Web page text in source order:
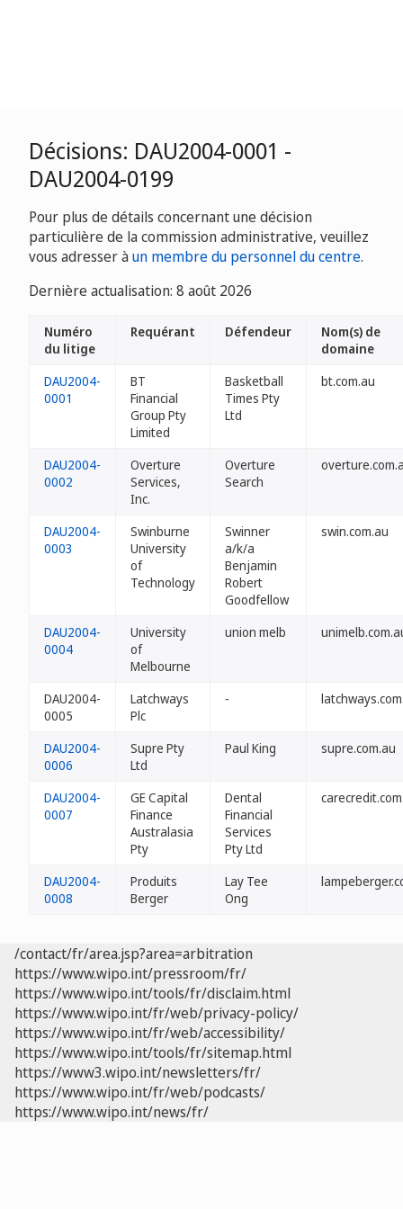
Décisions: DAU2004-0001 -
DAU2004-0199
Pour plus de détails concernant une décision
particulière de la commission administrative, veuillez
vous adresser àun membre du personnel du centre.
Dernière actualisation: 8 août 2026
Numéro
du litige
Requérant Défendeur
Nom(s) de
domaine
DAU2004-
0001
BT
Financial
Group Pty
Limited
Basketball
Times Pty
Ltd
bt.com.au
DAU2004-
0002
Overture
Services,
Inc.
Overture
Search
DAU2004-
0003
Swinburne
University
of
Technology
Swinner
a/k/a
Benjamin
Robert
Goodfellow
swin.com.au
DAU2004-
0004
University
of
Melbourne
union melb
DAU2004-
0005
Latchways
Plc
-
DAU2004-
0006
Supre Pty
Ltd
Paul King supre.com.au
DAU2004-
0007
GE Capital
Finance
Australasia
Pty
Dental
Financial
Services
Pty Ltd
DAU2004-
0008
Produits
Berger
Lay Tee
Ong
/contact/fr/area.jsp?area=arbitration
https://www.wipo.int/pressroom/fr/
https://www.wipo.int/tools/fr/disclaim.html
https://www.wipo.int/fr/web/privacy-policy/
https://www.wipo.int/fr/web/accessibility/
https://www.wipo.int/tools/fr/sitemap.html
https://www3.wipo.int/newsletters/fr/
https://www.wipo.int/fr/web/podcasts/
https://www.wipo.int/news/fr/